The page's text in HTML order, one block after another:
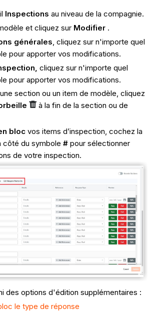
Inspections au niveau de la compagnie.
et cliquez sur Modifier.
générales, cliquez sur n'importe quel
pour apporter vos modifications.
cliquez sur n'importe quel
pour apporter vos modifications.
section ou un item de modèle, cliquez
à la fin de la section ou de
blocvos items d’inspection, cochez la
côté du symbole #pour sélectionner
de votre inspection.
des options d'édition supplémentaires :
le type de réponse